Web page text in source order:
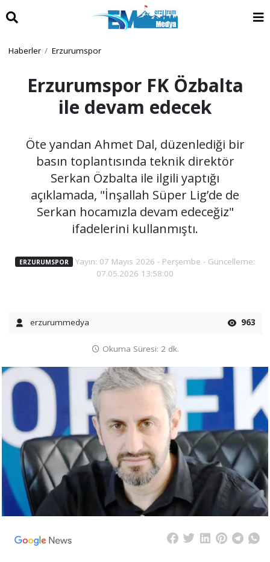
Haberler Erzurumspor
Erzurumspor FK Özbalta
ile devam edecek
Öte yandan Ahmet Dal, düzenlediği bir
basın toplantısında teknik direktör
Serkan Özbalta ile ilgili yaptığı
açıklamada, "İnşallah Süper Lig’de de
Serkan hocamızla devam edeceğiz"
ifadelerini kullanmıştı.
ERZURUMSPOR Yayın: 07 Mayıs 2026 - Perşembe - Güncelleme:
07.05.2026 13:58:00
erzurummedya 963
Okuma Süresi: 2 dk.